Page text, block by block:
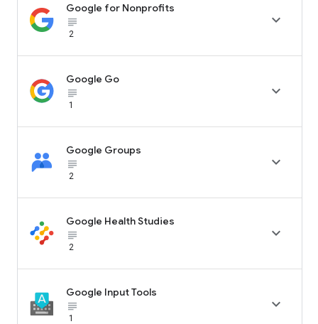
Google for Nonprofits
subject_black
2

Google Go
subject_black
1

Google Groups
subject_black
2

Google Health Studies
subject_black
2

Google Input Tools
subject_black
1
